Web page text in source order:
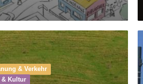
& Verkehr
& Kultur